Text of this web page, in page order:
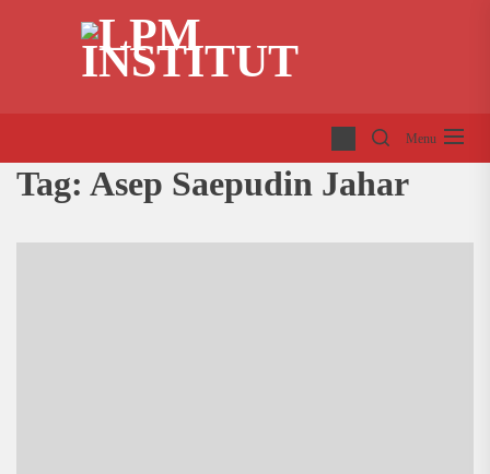
Menu
Tag: Asep Saepudin Jahar